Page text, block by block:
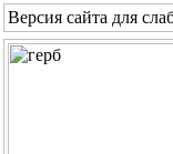
Версия сайта для